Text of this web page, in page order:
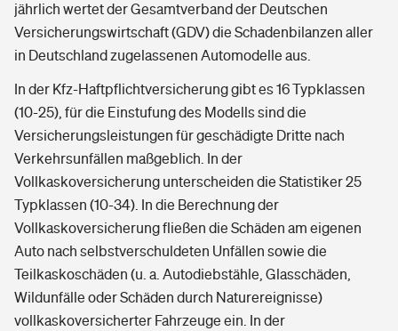
jährlich wertet der Gesamtverband der Deutschen
Versicherungswirtschaft (GDV) die Schadenbilanzen aller
in Deutschland zugelassenen Automodelle aus.
In der Kfz-Haftpflichtversicherung gibt es 16 Typklassen
(10-25), für die Einstufung des Modells sind die
Versicherungsleistungen für geschädigte Dritte nach
Verkehrsunfällen maßgeblich. In der
Vollkaskoversicherung unterscheiden die Statistiker 25
Typklassen (10-34). In die Berechnung der
Vollkaskoversicherung fließen die Schäden am eigenen
Auto nach selbstverschuldeten Unfällen sowie die
Teilkaskoschäden (u. a. Autodiebstähle, Glasschäden,
Wildunfälle oder Schäden durch Naturereignisse)
vollkaskoversicherter Fahrzeuge ein. In der